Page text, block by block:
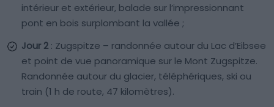
intérieur et extérieur, balade sur l’impressionnant
pont en bois surplombant la vallée ;
Jour 2 : Zugspitze – randonnée autour du Lac d’Eibsee
et point de vue panoramique sur le Mont Zugspitze.
Randonnée autour du glacier, téléphériques, ski ou
train (1 h de route, 47 kilomètres).